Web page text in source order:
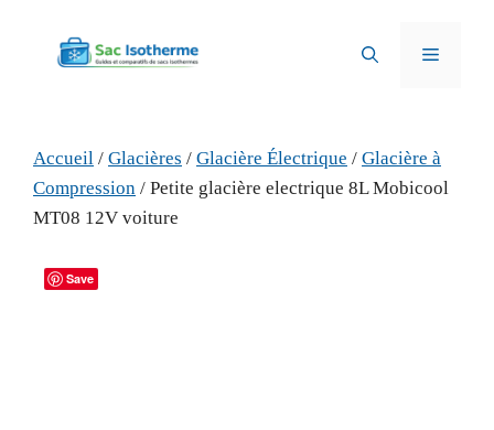
contenu
Menu
Accueil / Glacières / Glacière Électrique / Glacière à
Compression / Petite glacière electrique 8L Mobicool
MT08 12V voiture
Save